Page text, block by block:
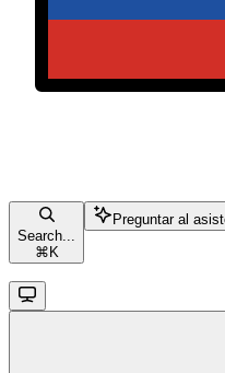
Search...
⌘ K
Preguntar al